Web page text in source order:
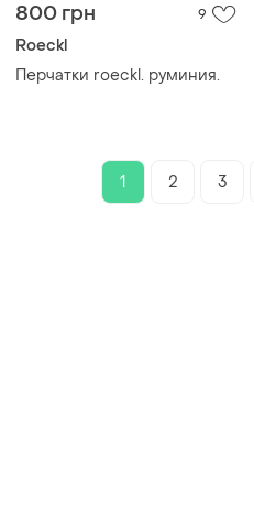
800 грн 9
Roeckl
Перчатки roeckl. руминия.
1 2 3